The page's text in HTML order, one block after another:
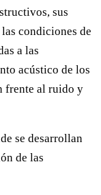
sus
condiciones de
a las
acústico de los
frente al ruido y
se desarrollan
de las